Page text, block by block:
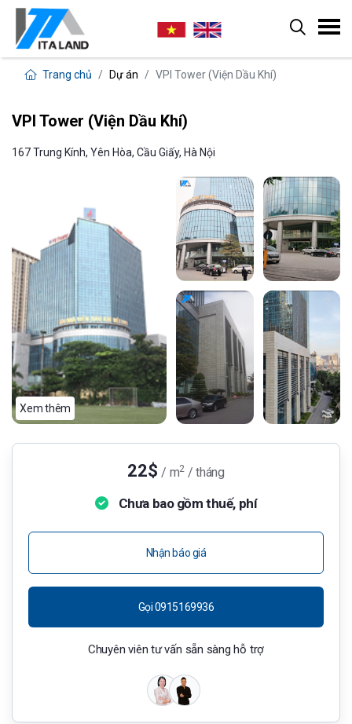
Trang chủ Dự án VPI Tower (Viện Dầu Khí)
VPI Tower (Viện Dầu Khí)
167 Trung Kính, Yên Hòa, Cầu Giấy, Hà Nội
Xem thêm
22$/ m2 / tháng
Chưa bao gồm thuế, phí
Nhận báo giá
Gọi 0915169936
Chuyên viên tư vấn sẵn sàng hỗ trợ